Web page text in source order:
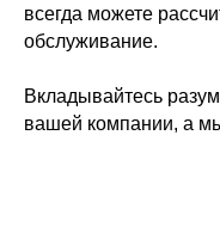
всегда можете
обслуживание.
Вкладывайтесь
вашей компании, а